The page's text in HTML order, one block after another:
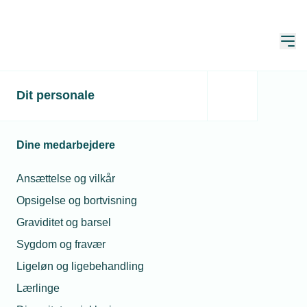
Dit personale
Dine medarbejdere
Ansættelse og vilkår
Opsigelse og bortvisning
Graviditet og barsel
Sygdom og fravær
Ligeløn og ligebehandling
Lærlinge
VE-installatører kan
Skrevet af: Mads Hagemann Petersen